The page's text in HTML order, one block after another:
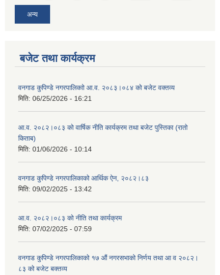
अन्य
बजेट तथा कार्यक्रम
वनगाड कुपिण्डे नगरपालिकाो आ.व. २०८३।०८४ को बजेट वक्तव्य
मिति: 06/25/2026 - 16:21
आ.व. २०८२।०८३ को वार्षिक नीति कार्यक्रम तथा बजेट पुस्तिका (रातो
किताब)
मिति: 01/06/2026 - 10:14
वनगाड कुपिण्डे नगरपालिकाको आर्थिक ऐन, २०८२।८३
मिति: 09/02/2025 - 13:42
आ.व. २०८२।०८३ को नीति तथा कार्यक्रम
मिति: 07/02/2025 - 07:59
वनगाड कुपिण्डे नगरपालिकाको १७ ‍औं नगरसभाको निर्णय तथा आ व २०८२।
८३ को बजेट बक्तव्य